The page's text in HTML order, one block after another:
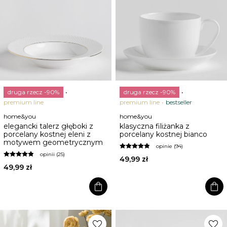
druga rzecz -90%
premium line
home&you
elegancki talerz głęboki z
porcelany kostnej eleni z
motywem geometrycznym
opinii (25)
49,99 zł
shopping_bag
druga rzecz -90%
premium line
bestseller
home&you
klasyczna filiżanka z
porcelany kostnej bianco
opinie (94)
49,99 zł
shopping_bag